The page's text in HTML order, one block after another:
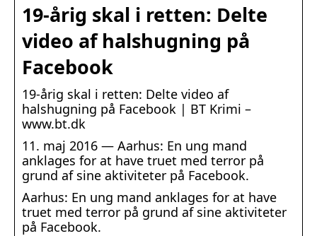
19-årig skal i retten: Delte
video af halshugning på
Facebook
19-årig skal i retten: Delte video af
halshugning på Facebook | BT Krimi –
www.bt.dk
11. maj 2016 — Aarhus: En ung mand
anklages for at have truet med terror på
grund af sine aktiviteter på Facebook.
Aarhus: En ung mand anklages for at have
truet med terror på grund af sine aktiviteter
på Facebook.